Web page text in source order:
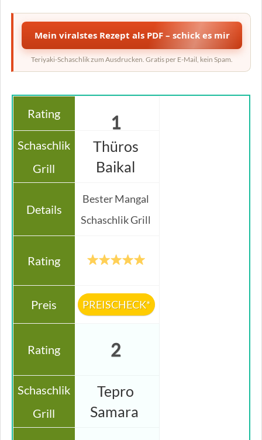
Mein viralstes Rezept als PDF – schick es mir
Teriyaki-Schaschlik zum Ausdrucken. Gratis per E-Mail, kein Spam.
1
Thüros
Baikal
Bester Mangal
Schaschlik Grill
PREISCHECK*
2
Tepro
Samara